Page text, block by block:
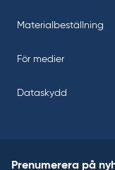
Materialbeställning
För medier
Dataskydd
Prenumerera på